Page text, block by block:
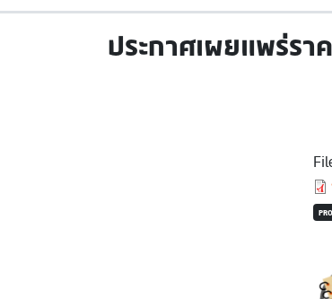
ประกาศเผยแพร่รา